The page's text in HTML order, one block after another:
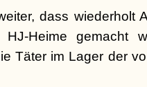
dass wiederholt
Heime gemacht
Täter im Lager der